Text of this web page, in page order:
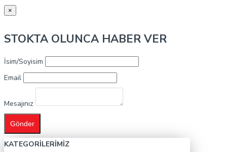
×
STOKTA OLUNCA HABER VER
İsim/Soyisim
Email
Mesajınız
Gönder
KATEGORILERIMIZ